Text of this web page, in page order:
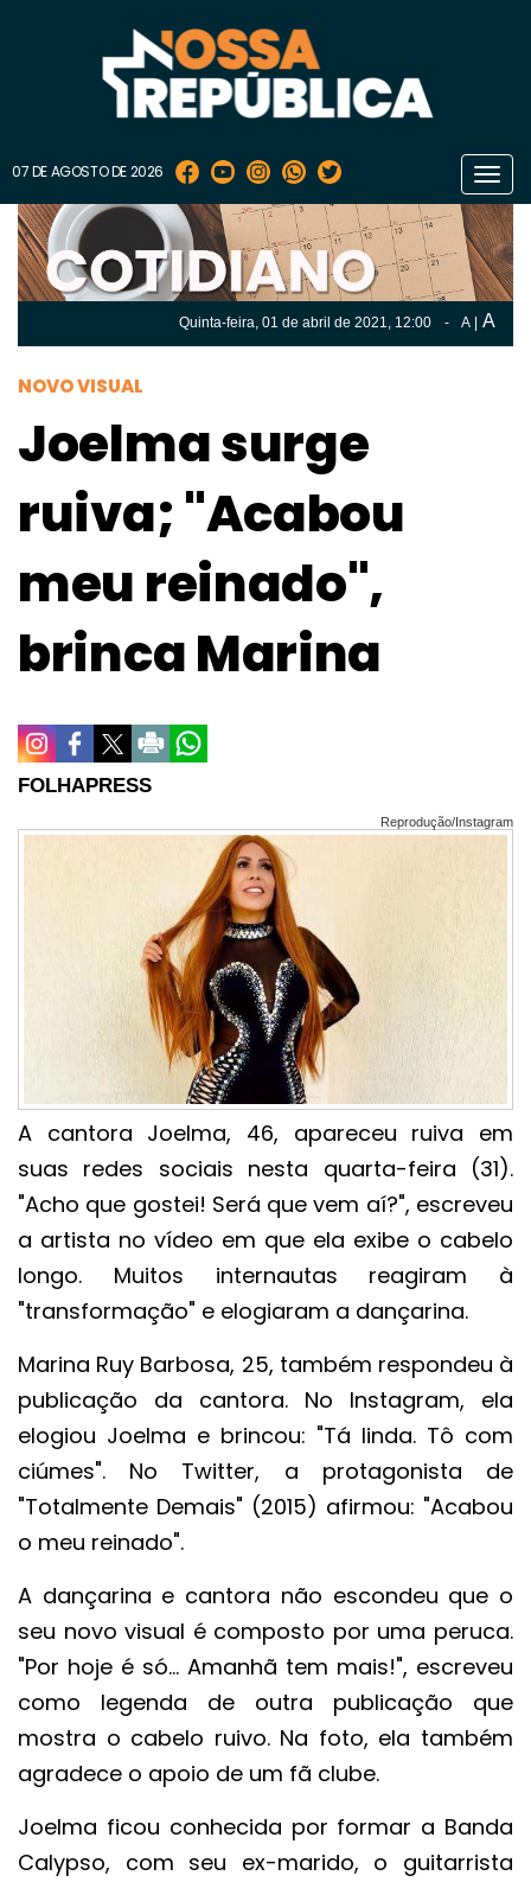
07 DE AGOSTO DE 2026
Quinta-feira, 01 de abril de 2021, 12:00 - A A
NOVO VISUAL
Joelma surge
ruiva; "Acabou
meu reinado",
brinca Marina
FOLHAPRESS
Reprodução/Instagram
A cantora Joelma, 46, apareceu ruiva em
suas redes sociais nesta quarta-feira (31).
"Acho que gostei! Será que vem aí?", escreveu
a artista no vídeo em que ela exibe o cabelo
longo. Muitos internautas reagiram à
"transformação" e elogiaram a dançarina.
Marina Ruy Barbosa, 25, também respondeu à
publicação da cantora. No Instagram, ela
elogiou Joelma e brincou: "Tá linda. Tô com
ciúmes". No Twitter, a protagonista de
"Totalmente Demais" (2015) afirmou: "Acabou
o meu reinado".
A dançarina e cantora não escondeu que o
seu novo visual é composto por uma peruca.
"Por hoje é só... Amanhã tem mais!", escreveu
como legenda de outra publicação que
mostra o cabelo ruivo. Na foto, ela também
agradece o apoio de um fã clube.
Joelma ficou conhecida por formar a Banda
Calypso, com seu ex-marido, o guitarrista